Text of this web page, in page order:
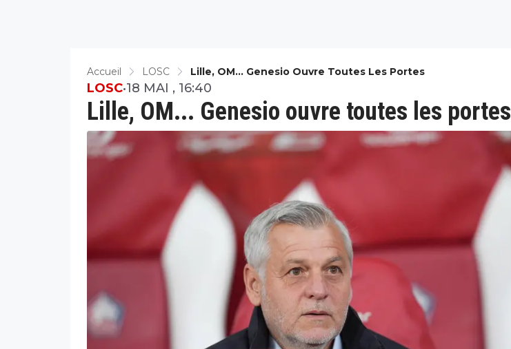
Accueil LOSC Lille, OM... Genesio Ouvre Toutes Les Portes
Lille, OM... Genesio ouvre toutes les portes
LOSC•18 MAI , 16:40